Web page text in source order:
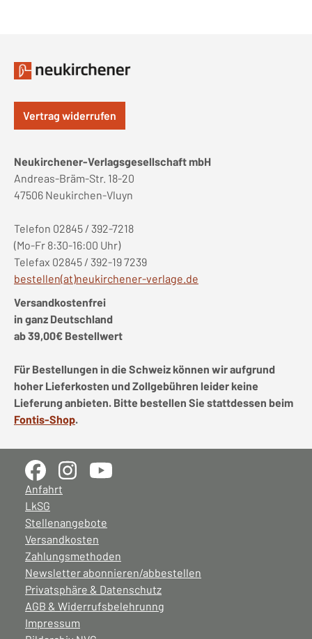
Vertrag widerrufen
Neukirchener-Verlagsgesellschaft mbH
Andreas-Bräm-Str. 18-20
47506 Neukirchen-Vluyn
Telefon 02845 / 392-7218
(Mo-Fr 8:30-16:00 Uhr)
Telefax 02845 / 392-19 7239
bestellen(at)neukirchener-verlage.de
Versandkostenfrei
in ganz Deutschland
ab 39,00€ Bestellwert
Für Bestellungen in die Schweiz können wir aufgrund
hoher Lieferkosten und Zollgebühren leider keine
Lieferung anbieten. Bitte bestellen Sie stattdessen beim
Fontis-Shop.
Anfahrt
LkSG
Stellenangebote
Versandkosten
Zahlungsmethoden
Newsletter abonnieren/abbestellen
Privatsphäre & Datenschutz
AGB & Widerrufsbelehrunng
Impressum